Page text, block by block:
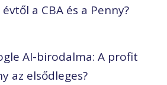
a CBA és a Penny?
AI-birodalma: A profit
az elsődleges?